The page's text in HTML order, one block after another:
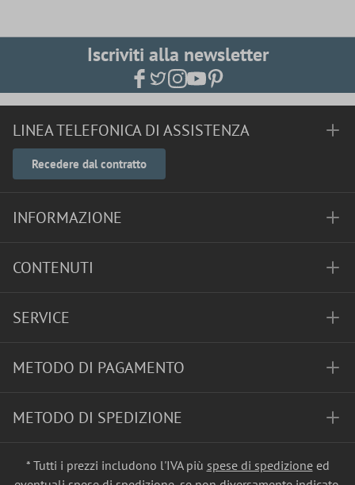
Iscriviti alla newsletter
LINEA TELEFONICA DI ASSISTENZA
Recedere dal contratto
INFORMAZIONE
CONTENUTI
SERVICE
METODO DI PAGAMENTO
METODO DI SPEDIZIONE
* Tutti i prezzi includono l'IVA più spese di spedizioneed